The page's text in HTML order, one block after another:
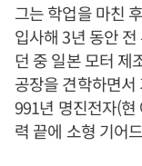
그는 학업을 마친
입사해 3년 동안
던 중 일본 모터 제
공장을 견학하면
991년 명진전자(현
력 끝에 소형 기어